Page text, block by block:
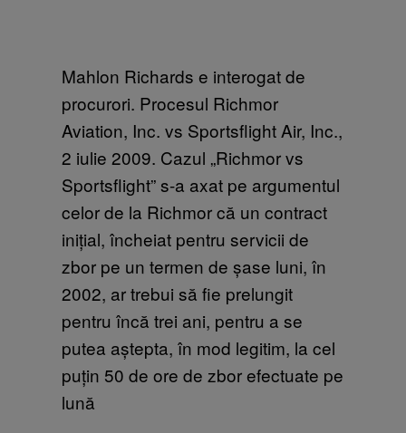
Mahlon Richards e interogat de
procurori. Procesul Richmor
Aviation, Inc. vs Sportsflight Air, Inc.,
2 iulie 2009. Cazul „Richmor vs
Sportsflight” s-a axat pe argumentul
celor de la Richmor că un contract
inițial, încheiat pentru servicii de
zbor pe un termen de șase luni, în
2002, ar trebui să fie prelungit
pentru încă trei ani, pentru a se
putea aștepta, în mod legitim, la cel
puțin 50 de ore de zbor efectuate pe
lună